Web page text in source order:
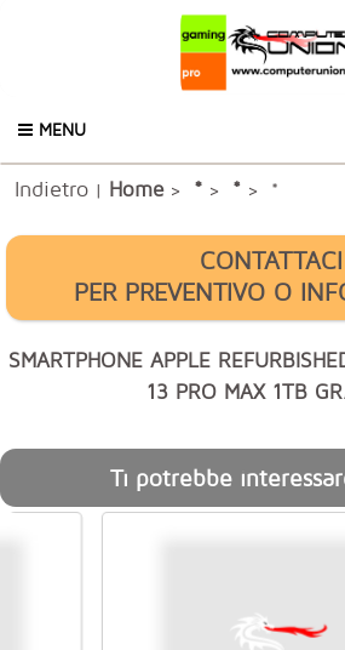
MENU
Indietro | Home> * > * > *
CONTATTACI
PER PREVENTIVO O
SMARTPHONE APPLE
13 PRO MAX 1TB
Ti potrebbe